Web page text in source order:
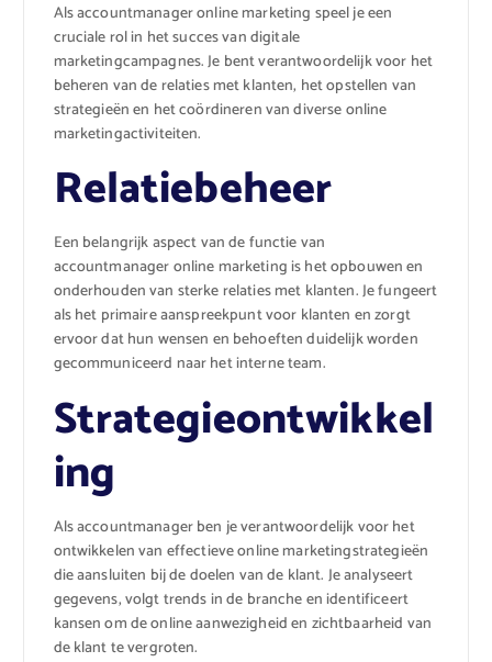
Als accountmanager online marketing speel je een
cruciale rol in het succes van digitale
marketingcampagnes. Je bent verantwoordelijk voor het
beheren van de relaties met klanten, het opstellen van
strategieën en het coördineren van diverse online
marketingactiviteiten.
Relatiebeheer
Een belangrijk aspect van de functie van
accountmanager online marketing is het opbouwen en
onderhouden van sterke relaties met klanten. Je fungeert
als het primaire aanspreekpunt voor klanten en zorgt
ervoor dat hun wensen en behoeften duidelijk worden
gecommuniceerd naar het interne team.
Strategieontwikkel
ing
Als accountmanager ben je verantwoordelijk voor het
ontwikkelen van effectieve online marketingstrategieën
die aansluiten bij de doelen van de klant. Je analyseert
gegevens, volgt trends in de branche en identificeert
kansen om de online aanwezigheid en zichtbaarheid van
de klant te vergroten.